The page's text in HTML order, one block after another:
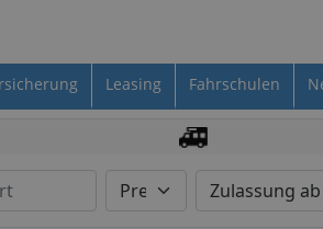
Leasing Fahrschulen